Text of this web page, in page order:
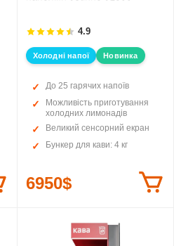
4.9
Холодні напої Новинка
До 25 гарячих напоїв
Можливість приготування
холодних лимонадів
Великий сенсорний екран
Бункер для кави: 4 кг
6950$